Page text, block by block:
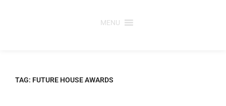
MENU
TAG: FUTURE HOUSE AWARDS